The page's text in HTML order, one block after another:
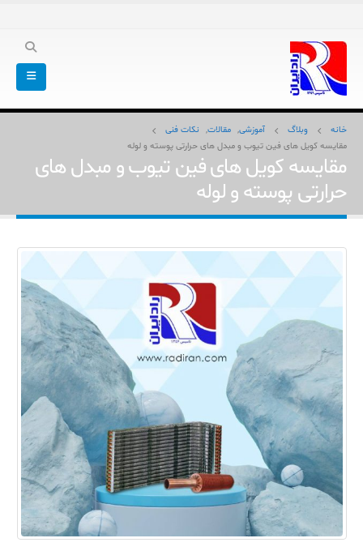
خانه وبلاگ آموزشی, مقالات, نکات فنی
مقایسه کویل های فین تیوب و مبدل های حرارتی پوسته و لوله
مقایسه کویل های فین تیوب و مبدل های
حرارتی پوسته و لوله